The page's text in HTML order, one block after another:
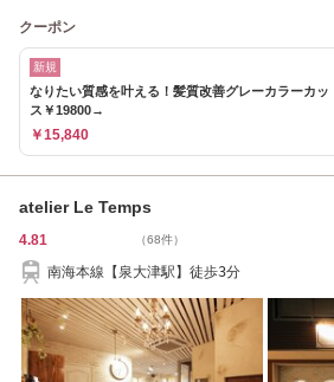
クーポン
新規
なりたい質感を叶える！髪質改善グレーカラーカッ
ス￥19800→
￥15,840
atelier Le Temps
4.81 （68件）
南海本線【泉大津駅】徒歩3分